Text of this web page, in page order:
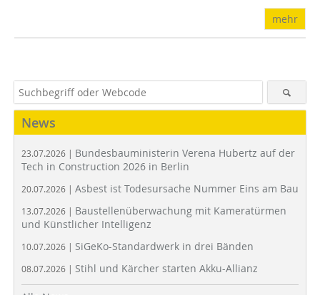
mehr
News
23.07.2026 | Bundesbauministerin Verena Hubertz auf der
Tech in Construction 2026 in Berlin
20.07.2026 | Asbest ist Todesursache Nummer Eins am Bau
13.07.2026 | Baustellenüberwachung mit Kameratürmen
und Künstlicher Intelligenz
10.07.2026 | SiGeKo-Standardwerk in drei Bänden
08.07.2026 | Stihl und Kärcher starten Akku-Allianz